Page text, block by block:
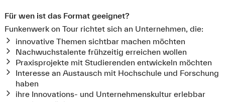
Für wen ist das Format geeignet?
Funkenwerk on Tour richtet sich an Unternehmen, die:
innovative Themen sichtbar machen möchten
Nachwuchstalente frühzeitig erreichen wollen
Praxisprojekte mit Studierenden entwickeln möchten
Interesse an Austausch mit Hochschule und Forschung
haben
ihre Innovations- und Unternehmenskultur erlebbar